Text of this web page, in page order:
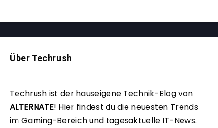
Über Techrush
Techrush ist der hauseigene Technik-Blog von
ALTERNATE! Hier findest du die neuesten Trends
im Gaming-Bereich und tagesaktuelle IT-News.